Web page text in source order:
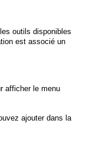
outils disponibles
est associé un
afficher le menu
ajouter dans la